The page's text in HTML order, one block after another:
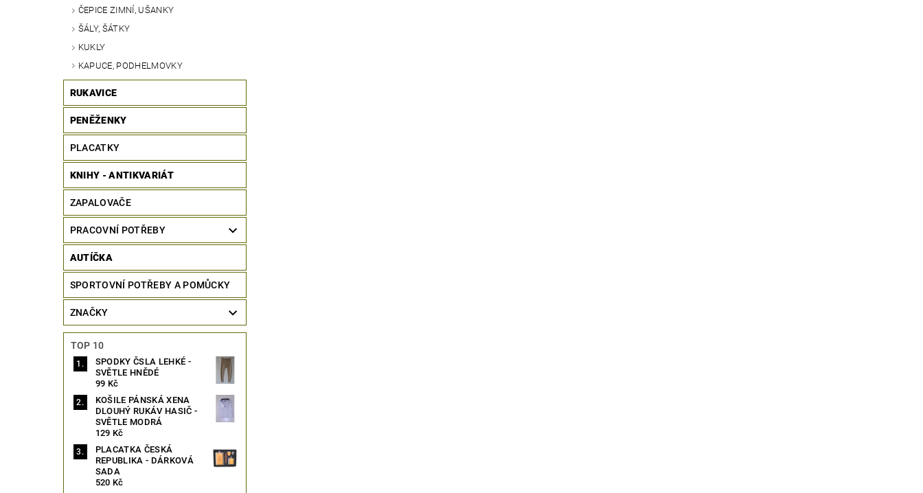
ČEPICE ZIMNÍ, UŠANKY
ŠÁLY, ŠÁTKY
KUKLY
KAPUCE, PODHELMOVKY
RUKAVICE
PENĚŽENKY
PLACATKY
KNIHY - ANTIKVARIÁT
ZAPALOVAČE
PRACOVNÍ POTŘEBY
AUTÍČKA
SPORTOVNÍ POTŘEBY A POMŮCKY
ZNAČKY
TOP 10
SPODKY ČSLA LEHKÉ -
SVĚTLE HNĚDÉ
99 Kč
KOŠILE PÁNSKÁ XENA
DLOUHÝ RUKÁV HASIČ -
SVĚTLE MODRÁ
129 Kč
PLACATKA ČESKÁ
REPUBLIKA - DÁRKOVÁ
SADA
520 Kč